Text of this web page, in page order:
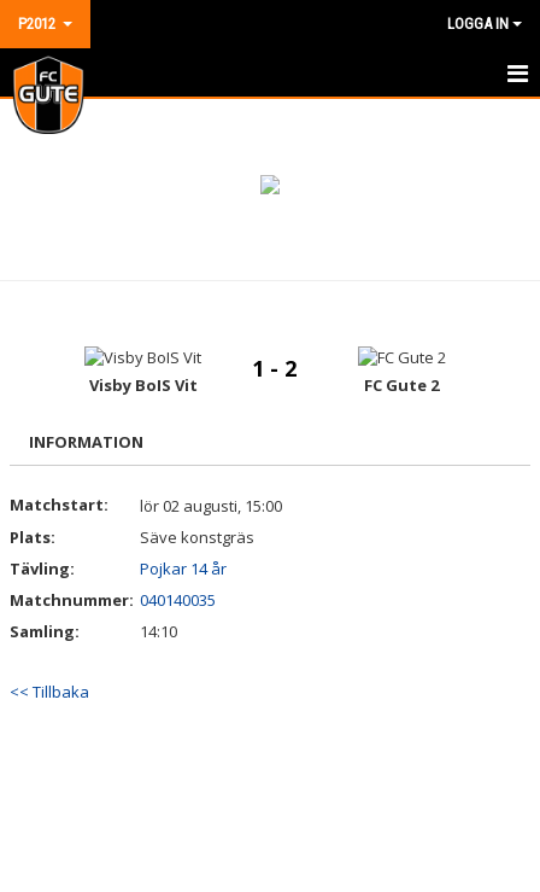
P2012 LOGGA IN
HEM
BILDGALLERI
DOKUMENT
GÄSTBOK
Visby BoIS Vit
1 - 2
FC Gute 2
INFORMATION
Matchstart:
lör 02 augusti, 15:00
Plats:
Säve konstgräs
Tävling:
Pojkar 14 år
Matchnummer: 040140035
Samling:
14:10
<< Tillbaka